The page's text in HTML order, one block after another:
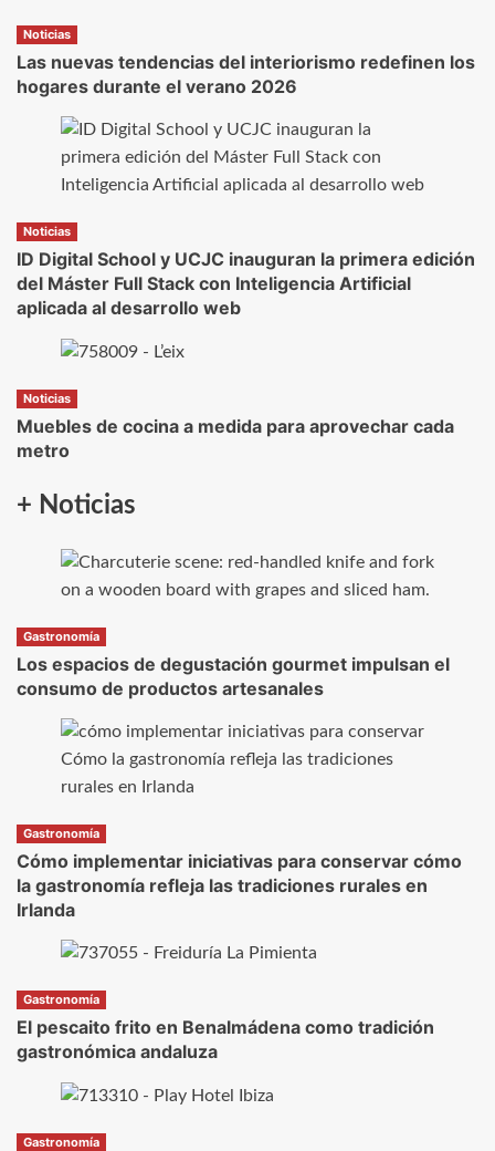
Noticias
Las nuevas tendencias del interiorismo redefinen los
hogares durante el verano 2026
Noticias
ID Digital School y UCJC inauguran la primera edición
del Máster Full Stack con Inteligencia Artificial
aplicada al desarrollo web
Noticias
Muebles de cocina a medida para aprovechar cada
metro
+ Noticias
Gastronomía
Los espacios de degustación gourmet impulsan el
consumo de productos artesanales
Gastronomía
Cómo implementar iniciativas para conservar cómo
la gastronomía refleja las tradiciones rurales en
Irlanda
Gastronomía
El pescaito frito en Benalmádena como tradición
gastronómica andaluza
Gastronomía